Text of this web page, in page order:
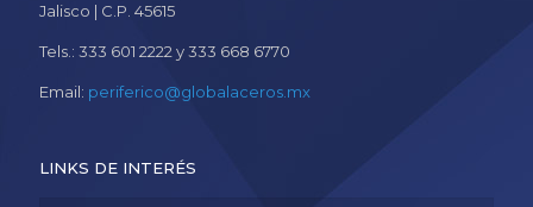
Jalisco | C.P. 45615
Tels.: 333 601 2222 y 333 668 6770
Email: periferico@globalaceros.mx
LINKS DE INTERÉS